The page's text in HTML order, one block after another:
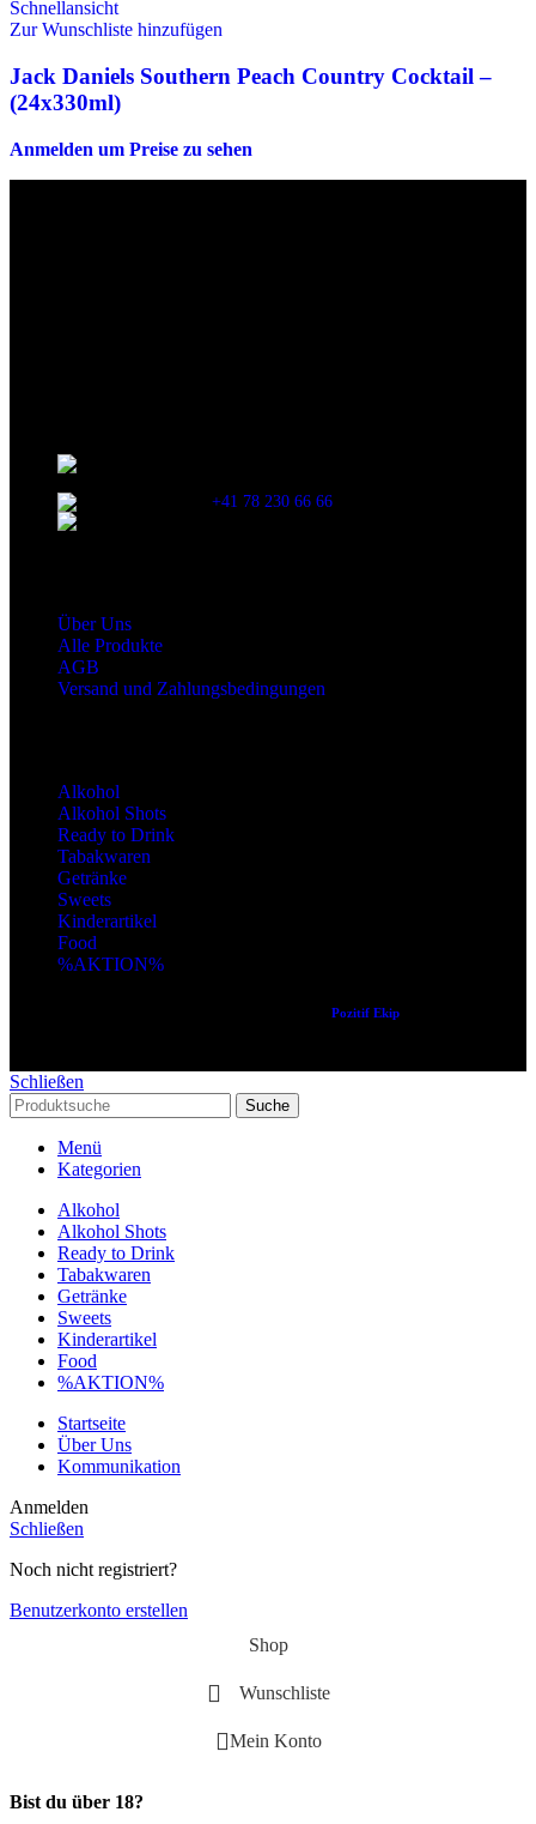
Schnellansicht
Zur Wunschliste hinzufügen
Jack Daniels Southern Peach Country Cocktail –
(24x330ml)
Anmelden um Preise zu sehen
+41 78 230 66 66
Über Uns
Alle Produkte
AGB
Versand und Zahlungsbedingungen
Alkohol
Alkohol Shots
Ready to Drink
Tabakwaren
Getränke
Sweets
Kinderartikel
Food
%AKTION%
Pozitif Ekip
Schließen
Suche
Menü
Kategorien
Alkohol
Alkohol Shots
Ready to Drink
Tabakwaren
Getränke
Sweets
Kinderartikel
Food
%AKTION%
Startseite
Über Uns
Kommunikation
Anmelden
Schließen
Noch nicht registriert?
Benutzerkonto erstellen
Shop
Wunschliste
Mein Konto
Bist du über 18?